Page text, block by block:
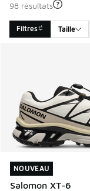
98 résultats
Filtres Taille
NOUVEAU
Salomon XT-6
NOUVEAU